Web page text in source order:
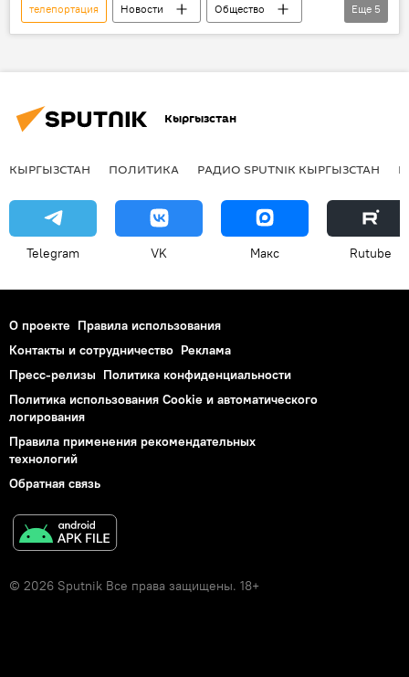
телепортация Новости
Общество
В мире
Китай
США
Еще 5
Кыргызстан
КЫРГЫЗСТАН ПОЛИТИКА РАДИО SPUTNIK КЫРГЫЗСТАН
Telegram VK Макс Rutube
О проекте Правила использования
Контакты и сотрудничество Реклама
Пресс-релизы Политика конфиденциальности
Политика использования Cookie и автоматического
логирования
Правила применения рекомендательных
технологий
Обратная связь
© 2026 Sputnik Все права защищены. 18+